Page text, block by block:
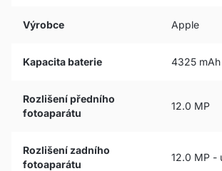
Výrobce Apple
Kapacita baterie 4325 mAh
Rozlišení předního
fotoaparátu
12.0 MP
Rozlišení zadního
fotoaparátu
12.0 MP -